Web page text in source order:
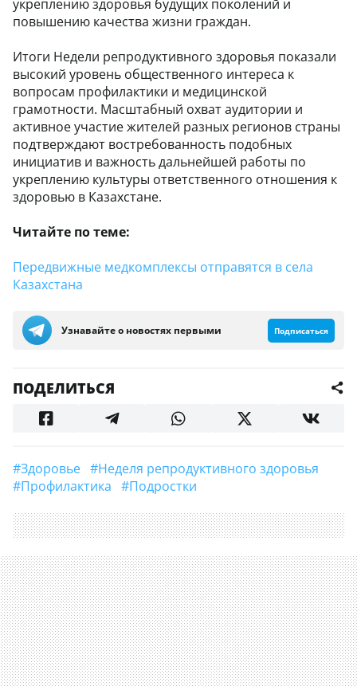
укреплению здоровья будущих поколений и
повышению качества жизни граждан.
Итоги Недели репродуктивного здоровья показали
высокий уровень общественного интереса к
вопросам профилактики и медицинской
грамотности. Масштабный охват аудитории и
активное участие жителей разных регионов страны
подтверждают востребованность подобных
инициатив и важность дальнейшей работы по
укреплению культуры ответственного отношения к
здоровью в Казахстане.
Читайте по теме:
Передвижные медкомплексы отправятся в села
Казахстана
Узнавайте о новостях первыми Подписаться
ПОДЕЛИТЬСЯ
#Здоровье
#неделя репродуктивного здоровья
#Профилактика
#подростки